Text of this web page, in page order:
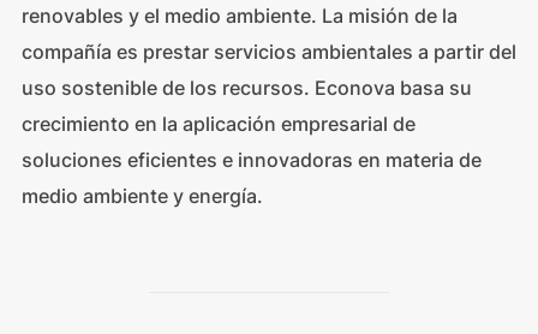
renovables y el medio ambiente. La misión de la
compañía es prestar servicios ambientales a partir del
uso sostenible de los recursos. Econova basa su
crecimiento en la aplicación empresarial de
soluciones eficientes e innovadoras en materia de
medio ambiente y energía.